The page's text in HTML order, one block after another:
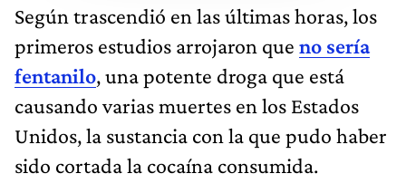
Según trascendió en las últimas horas, los
primeros estudios arrojaron que no sería
fentanilo, una potente droga que está
causando varias muertes en los Estados
Unidos, la sustancia con la que pudo haber
sido cortada la cocaína consumida.